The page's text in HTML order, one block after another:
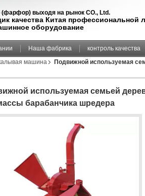
(фарфор) выходя на рынок CO., Ltd.
качества Китая профессиональной
оборудование
Наша фабрика контроль качества
машина
Подвижной используемая
используемая семьей
барабанчика шредера